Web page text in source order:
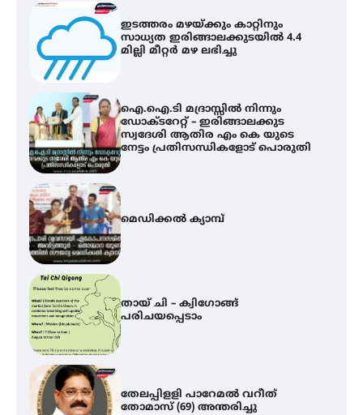
ഇടത്തരം മഴയ്ക്കും കാറ്റിനും
സാധ്യത ഇരിങ്ങാലക്കുടയിൽ 4.4
മില്ലി മീറ്റർ മഴ ലഭിച്ചു
ഐ.ഐ.ടി മദ്രാസ്സിൽ നിന്നും
ഡോക്ടറേറ്റ് – ഇരിങ്ങാലക്കുട
സ്വദേശി ആതിര എം കെ യുടെ
നേട്ടം പ്രതിസന്ധികളോട് പൊരുതി
മെഡിക്കൽ ക്യാമ്പ്
തായ് ചി – ക്വിഗോങ്ങ്
പരിചയപ്പെടാം
തേലപ്പിളളി പാറേമൽ വറീത്
തോമാസ് (69) അന്തരിച്ചു